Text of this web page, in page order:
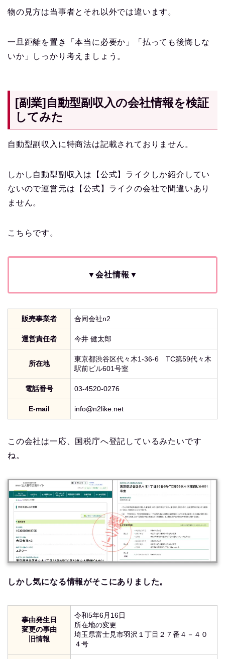
物の見方は当事者とそれ以外では違います。
一旦距離を置き「本当に必要か」「払っても後悔しな
いか」しっかり考えましょう。
[副業]自動型副収入の会社情報を検証
してみた
自動型副収入に特商法は記載されておりません。
しかし自動型副収入は【公式】ライクしか紹介してい
ないので運営元は【公式】ライクの会社で間違いあり
ません。
こちらです。
▼会社情報▼
販売事業者 合同会社n2
運営責任者 今井 健太郎
所在地
東京都渋谷区代々木1-36-6 TC第59代々木
駅前ビル601号室
電話番号 03-4520-0276
E-mail info@n2like.net
この会社は一応、国税庁へ登記しているみたいです
ね。
しかし気になる情報がそこにありました。
事由発生日
変更の事由
旧情報
令和5年6月16日
所在地の変更
埼玉県富士見市羽沢１丁目２７番４－４０
４号